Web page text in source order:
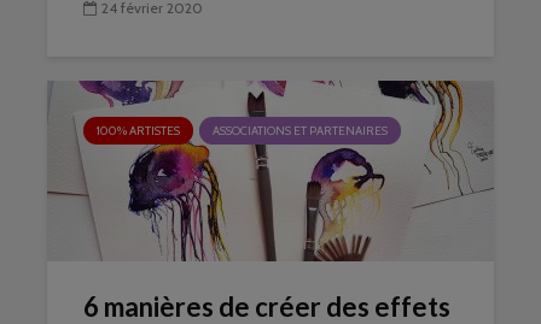
24 février 2020
100% ARTISTES ASSOCIATIONS ET PARTENAIRES
6 manières de créer des effets